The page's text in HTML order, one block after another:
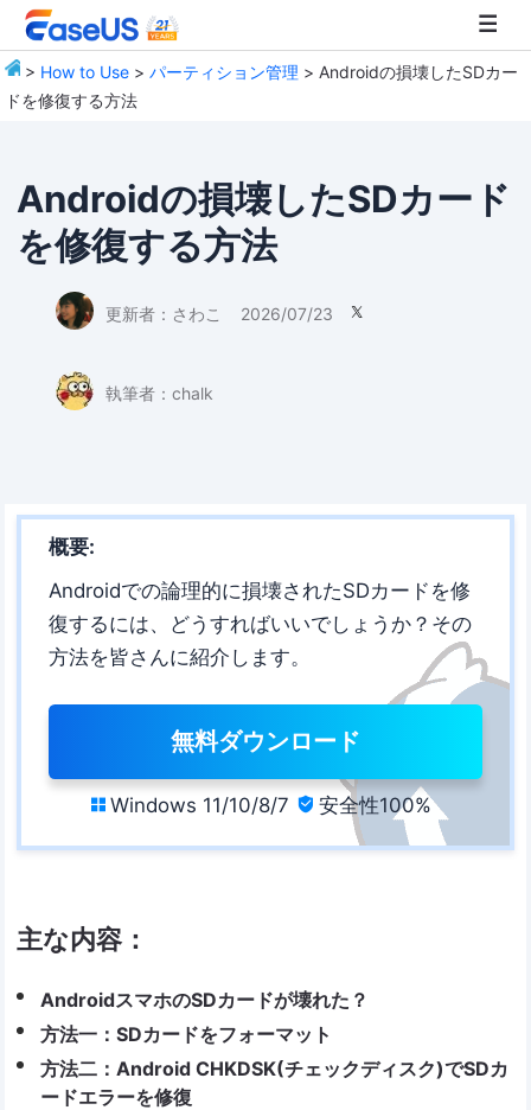
> How to Use >パーティション管理 > Androidの損壊したSDカー
ドを修復する方法
Androidの損壊したSDカード
を修復する方法
更新者： さわこ 2026/07/23 
執筆者： chalk
概要:
Androidでの論理的に損壊されたSDカードを修
復するには、どうすればいいでしょうか？その
方法を皆さんに紹介します。
無料ダウンロード
 Windows 11/10/8/7  安全性100%
主な内容：
AndroidスマホのSDカードが壊れた？
方法一：SDカードをフォーマット
方法二：Android CHKDSK(チェックディスク)でSDカ
ードエラーを修復